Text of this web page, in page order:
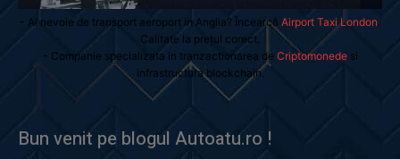
- Ai nevoie de transport aeroport in Anglia? Încearcă Airport Taxi London
Calitate la prețul corect.
- Companie specializata in tranzactionarea de Criptomonedesi
infrastructura blockchain.
Bun venit pe blogul Autoatu.ro !